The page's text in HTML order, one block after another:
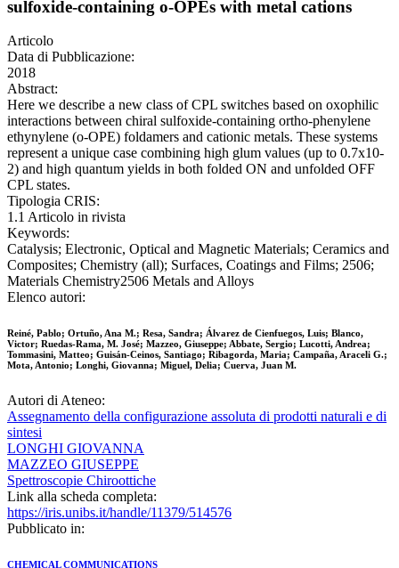
sulfoxide-containing o-OPEs with metal cations
Articolo
Data di Pubblicazione:
2018
Abstract:
Here we describe a new class of CPL switches based on oxophilic
interactions between chiral sulfoxide-containing ortho-phenylene
ethynylene (o-OPE) foldamers and cationic metals. These systems
represent a unique case combining high glum values (up to 0.7x10-
2) and high quantum yields in both folded ON and unfolded OFF
CPL states.
Tipologia CRIS:
1.1 Articolo in rivista
Keywords:
Catalysis; Electronic, Optical and Magnetic Materials; Ceramics and
Composites; Chemistry (all); Surfaces, Coatings and Films; 2506;
Materials Chemistry2506 Metals and Alloys
Elenco autori:
Reiné, Pablo; Ortuño, Ana M.; Resa, Sandra; Álvarez de Cienfuegos, Luis; Blanco,
Victor; Ruedas-Rama, M. José; Mazzeo, Giuseppe; Abbate, Sergio; Lucotti, Andrea;
Tommasini, Matteo; Guisán-Ceinos, Santiago; Ribagorda, Maria; Campaña, Araceli G.;
Mota, Antonio; Longhi, Giovanna; Miguel, Delia; Cuerva, Juan M.
Autori di Ateneo:
Assegnamento della configurazione assoluta di prodotti naturali e di
sintesi
LONGHI GIOVANNA
MAZZEO GIUSEPPE
Spettroscopie Chiroottiche
Link alla scheda completa:
https://iris.unibs.it/handle/11379/514576
Pubblicato in:
CHEMICAL COMMUNICATIONS